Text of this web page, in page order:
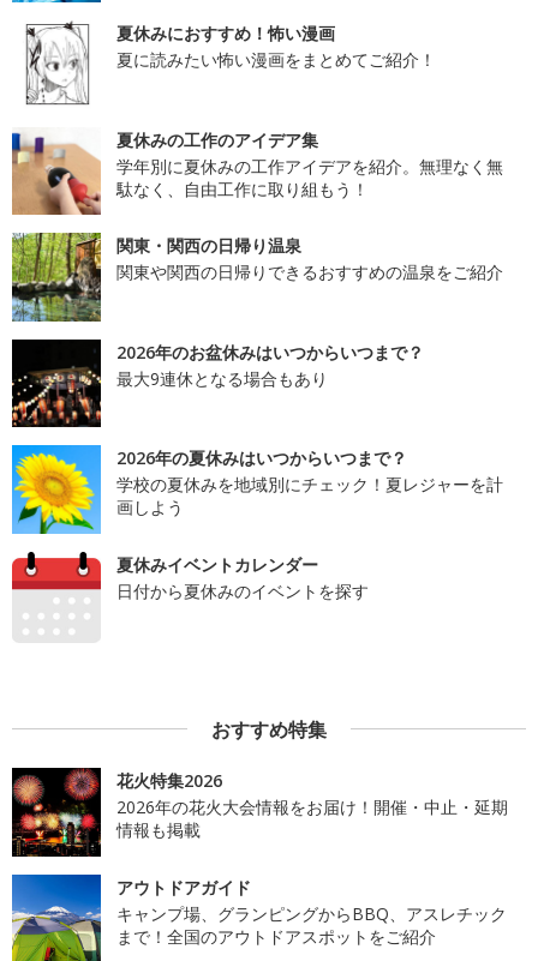
夏休みにおすすめ！怖い漫画
夏に読みたい怖い漫画をまとめてご紹介！
夏休みの工作のアイデア集
学年別に夏休みの工作アイデアを紹介。無理なく無
駄なく、自由工作に取り組もう！
関東・関西の日帰り温泉
関東や関西の日帰りできるおすすめの温泉をご紹介
2026年のお盆休みはいつからいつまで？
最大9連休となる場合もあり
2026年の夏休みはいつからいつまで？
学校の夏休みを地域別にチェック！夏レジャーを計
画しよう
夏休みイベントカレンダー
日付から夏休みのイベントを探す
おすすめ特集
花火特集2026
2026年の花火大会情報をお届け！開催・中止・延期
情報も掲載
アウトドアガイド
キャンプ場、グランピングからBBQ、アスレチック
まで！全国のアウトドアスポットをご紹介